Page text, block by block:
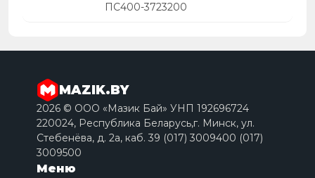
ПС400-3723200
MAZIK.BY
2026 © ООО «Мазик Бай» УНП 192696724
220024, Республика Беларусь,г. Минск, ул.
Стебенёва, д. 2a, каб. 39 (017) 3009400 (017)
3009500
Меню